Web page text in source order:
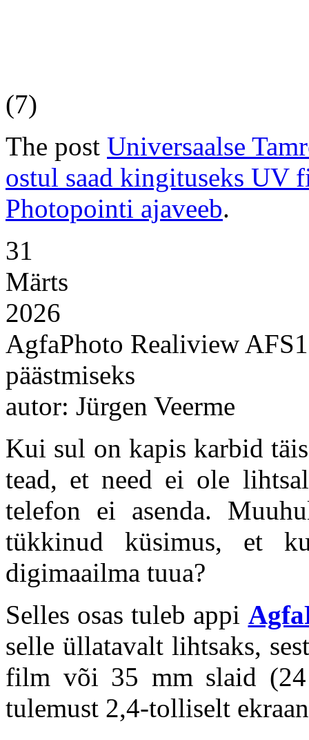
(7)
The post Universaalse
ostul saad kingituseks UV
Photopointi ajaveeb.
31
Märts
2026
AgfaPhoto Realiview
päästmiseks
autor: Jürgen Veerme
Kui sul on kapis karbid
tead, et need ei ole
telefon ei asenda.
tükkinud küsimus, et
digimaailma tuua?
Selles osas tuleb appi
selle üllatavalt lihtsaks,
film või 35 mm slaid (24
tulemust 2,4-tolliselt